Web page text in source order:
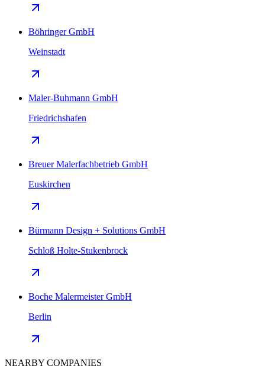
Böhringer GmbH
Weinstadt
Maler-Buhmann GmbH
Friedrichshafen
Breuer Malerfachbetrieb GmbH
Euskirchen
Bürmann Design + Solutions GmbH
Schloß Holte-Stukenbrock
Boche Malermeister GmbH
Berlin
NEARBY COMPANIES